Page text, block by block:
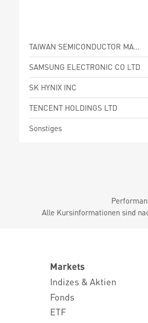
TAIWAN SEMICONDUCTOR MANUFAC
SAMSUNG ELECTRONIC CO LTD
SK HYNIX INC
TENCENT HOLDINGS LTD
Sonstiges
Alle Kursinformationen sind
Markets
Indizes & Aktien
Fonds
ETF